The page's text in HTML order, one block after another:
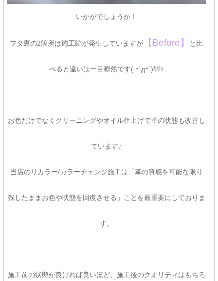
いかがでしょうか！
フタ裏の2箇所は施工跡が発生していますが 【Before】 と比
べると違いは一目瞭然です( ｰ`дｰ´)ｷﾘｯ
お色だけでなくクリーニングやオイル仕上げで革の状態も改善し
ています♪
当店のリカラー/カラーチェンジ施工は「革の質感を可能な限り
残したままお色や状態を回復させる」ことを最重要にしておりま
す。
施工前の状態が良ければ良いほど、施工後のクオリティはもちろ